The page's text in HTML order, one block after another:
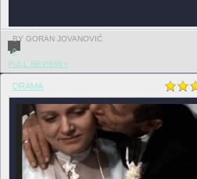
BY GORAN JOVANOVIĆ
0
FULL REVIEW »
DRAMA